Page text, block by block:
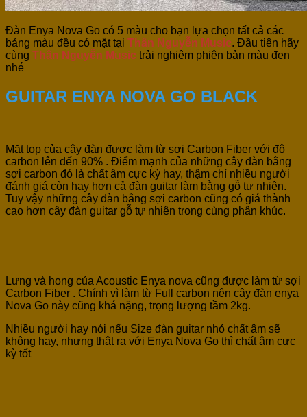
Đàn Enya Nova Go có 5 màu cho bạn lựa chọn tất cả các
bảng màu đều có mặt tại Thân Nguyễn Music. Đầu tiên hãy
cùng Thân Nguyễn Music trải nghiệm phiên bản màu đen
nhé
GUITAR ENYA NOVA GO BLACK
Mặt top của cây đàn được làm từ sợi Carbon Fiber với độ
carbon lên đến 90% . Điểm mạnh của những cây đàn bằng
sợi carbon đó là chất âm cực kỳ hay, thậm chí nhiều người
đánh giá còn hay hơn cả đàn guitar làm bằng gỗ tự nhiên.
Tuy vậy những cây đàn bằng sợi carbon cũng có giá thành
cao hơn cây đàn guitar gỗ tự nhiên trong cùng phân khúc.
Lưng và hong của Acoustic Enya nova cũng được làm từ sợi
Carbon Fiber . Chính vì làm từ Full carbon nên cây đàn enya
Nova Go này cũng khá nặng, trọng lượng tầm 2kg.
Nhiều người hay nói nếu Size đàn guitar nhỏ chất âm sẽ
không hay, nhưng thật ra với Enya Nova Go thì chất âm cực
kỳ tốt